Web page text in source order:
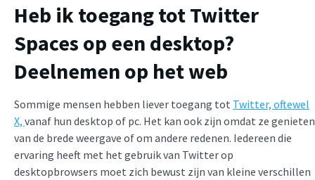
Heb ik toegang tot Twitter
Spaces op een desktop?
Deelnemen op het web
Sommige mensen hebben liever toegang tot Twitter, oftewel
X, vanaf hun desktop of pc. Het kan ook zijn omdat ze genieten
van de brede weergave of om andere redenen. Iedereen die
ervaring heeft met het gebruik van Twitter op
desktopbrowsers moet zich bewust zijn van kleine verschillen